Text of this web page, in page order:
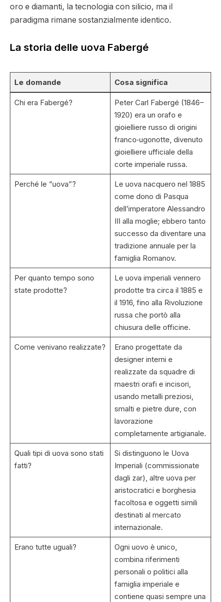
oro e diamanti, la tecnologia con silicio, ma il
paradigma rimane sostanzialmente identico.
La storia delle uova Fabergé
Le domande Cosa significa
Chi era Fabergé?
Peter Carl Fabergé (1846–
1920) era un orafo e
gioielliere russo di origini
franco‑ugonotte, divenuto
gioielliere ufficiale della
corte imperiale russa.
Perché le “uova”?
Le uova nacquero nel 1885
come dono di Pasqua
dell’imperatore Alessandro
III alla moglie; ebbero tanto
successo da diventare una
tradizione annuale per la
famiglia Romanov.
Per quanto tempo sono
state prodotte?
Le uova imperiali vennero
prodotte tra circa il 1885 e
il 1916, fino alla Rivoluzione
russa che portò alla
chiusura delle officine.
Come venivano realizzate?
Erano progettate da
designer interni e
realizzate da squadre di
maestri orafi e incisori,
usando metalli preziosi,
smalti e pietre dure, con
lavorazione
completamente artigianale.
Quali tipi di uova sono stati
fatti?
Si distinguono le Uova
Imperiali (commissionate
dagli zar), altre uova per
aristocratici e borghesia
facoltosa e oggetti simili
destinati al mercato
internazionale.
Erano tutte uguali?
Ogni uovo è unico,
combina riferimenti
personali o politici alla
famiglia imperiale e
contiene quasi sempre una